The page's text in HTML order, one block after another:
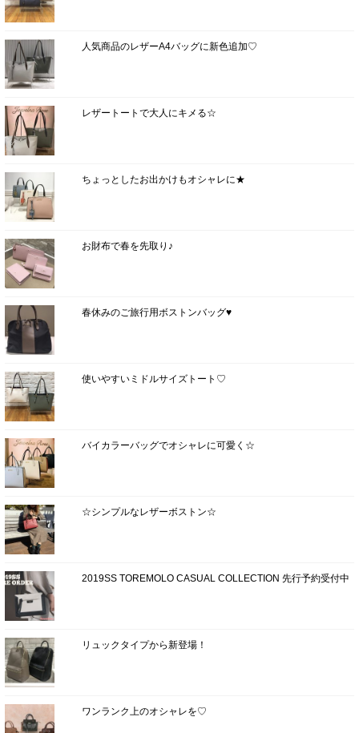
人気商品のレザーA4バッグに新色追加♡
レザートートで大人にキメる☆
ちょっとしたお出かけもオシャレに★
お財布で春を先取り♪
春休みのご旅行用ボストンバッグ♥
使いやすいミドルサイズトート♡
バイカラーバッグでオシャレに可愛く☆
☆シンプルなレザーボストン☆
2019SS TOREMOLO CASUAL COLLECTION 先行予約受付中
リュックタイプから新登場！
ワンランク上のオシャレを♡